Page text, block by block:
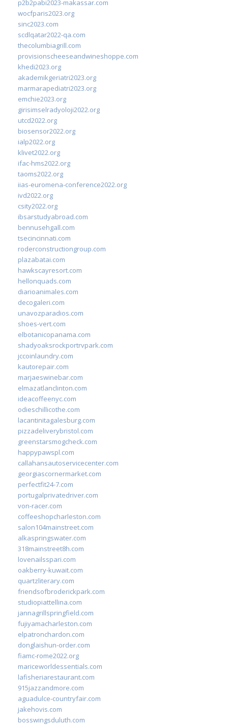
p2b2pabi2023-makassar.com
wocfparis2023.org
sinc2023.com
scdlqatar2022-qa.com
thecolumbiagrill.com
provisionscheeseandwineshoppe.com
khedi2023.org
akademikgeriatri2023.org
marmarapediatri2023.org
emchie2023.org
girisimselradyoloji2022.org
utcd2022.org
biosensor2022.org
ialp2022.org
klivet2022.org
ifac-hms2022.org
taoms2022.org
iias-euromena-conference2022.org
ivd2022.org
csity2022.org
ibsarstudyabroad.com
bennusehgall.com
tsecincinnati.com
roderconstructiongroup.com
plazabatai.com
hawkscayresort.com
hellonquads.com
diarioanimales.com
decogaleri.com
unavozparadios.com
shoes-vert.com
elbotanicopanama.com
shadyoaksrockportrvpark.com
jccoinlaundry.com
kautorepair.com
marjaeswinebar.com
elmazatlanclinton.com
ideacoffeenyc.com
odieschillicothe.com
lacantinitagalesburg.com
pizzadeliverybristol.com
greenstarsmogcheck.com
happypawspl.com
callahansautoservicecenter.com
georgiascornermarket.com
perfectfit24-7.com
portugalprivatedriver.com
von-racer.com
coffeeshopcharleston.com
salon104mainstreet.com
alkaspringswater.com
318mainstreet8h.com
lovenailsspari.com
oakberry-kuwait.com
quartzliterary.com
friendsofbroderickpark.com
studiopiattellina.com
jannagrillspringfield.com
fujiyamacharleston.com
elpatronchardon.com
donglaishun-order.com
fiamc-rome2022.org
mariceworldessentials.com
lafisheriarestaurant.com
915jazzandmore.com
aguadulce-countryfair.com
jakehovis.com
bosswingsduluth.com